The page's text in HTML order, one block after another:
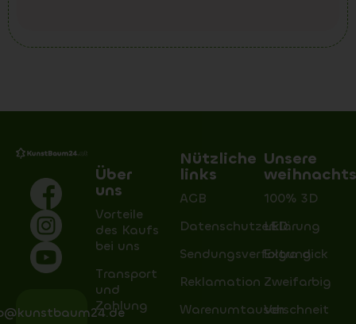
Über
uns
Vorteile
des Kaufs
bei uns
Transport
und
Zahlung
Nützliche
links
AGB
Datenschutzerklärung
Sendungsverfolgung
Reklamation
Warenumtausch
Unsere
100% 3D
LED
Extra dick
Zweifarbig
Verschneit